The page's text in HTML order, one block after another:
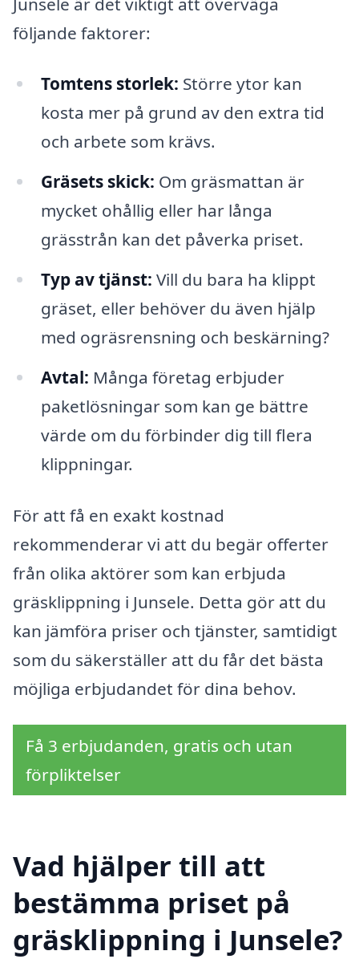
följande faktorer:
Tomtens storlek: Större ytor kan
kosta mer på grund av den extra tid
och arbete som krävs.
Gräsets skick: Om gräsmattan är
mycket ohållig eller har långa
grässtrån kan det påverka priset.
Typ av tjänst: Vill du bara ha klippt
gräset, eller behöver du även hjälp
med ogräsrensning och beskärning?
Avtal: Många företag erbjuder
paketlösningar som kan ge bättre
värde om du förbinder dig till flera
klippningar.
För att få en exakt kostnad
rekommenderar vi att du begär offerter
från olika aktörer som kan erbjuda
gräsklippning i Junsele. Detta gör att du
kan jämföra priser och tjänster, samtidigt
som du säkerställer att du får det bästa
möjliga erbjudandet för dina behov.
Få 3 erbjudanden, gratis och utan
förpliktelser
Vad hjälper till att
bestämma priset på
gräsklippning i Junsele?